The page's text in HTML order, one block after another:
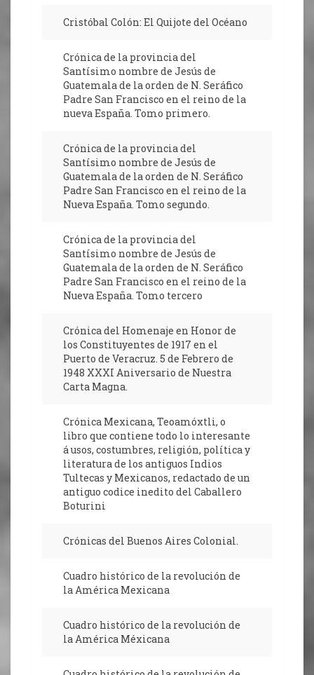
Cristóbal Colón: El Quijote del Océano
Crónica de la provincia del
Santísimo nombre de Jesús de
Guatemala de la orden de N. Seráfico
Padre San Francisco en el reino de la
nueva España. Tomo primero.
Crónica de la provincia del
Santísimo nombre de Jesús de
Guatemala de la orden de N. Seráfico
Padre San Francisco en el reino de la
Nueva España. Tomo segundo.
Crónica de la provincia del
Santísimo nombre de Jesús de
Guatemala de la orden de N. Seráfico
Padre San Francisco en el reino de la
Nueva España. Tomo tercero
Crónica del Homenaje en Honor de
los Constituyentes de 1917 en el
Puerto de Veracruz. 5 de Febrero de
1948 XXXI Aniversario de Nuestra
Carta Magna.
Crónica Mexicana, Teoamóxtli, o
libro que contiene todo lo interesante
á usos, costumbres, religión, política y
literatura de los antiguos Indios
Tultecas y Mexicanos, redactado de un
antiguo codice inedito del Caballero
Boturini
Crónicas del Buenos Aires Colonial.
Cuadro histórico de la revolución de
la América Mexicana
Cuadro histórico de la revolución de
la América Méxicana